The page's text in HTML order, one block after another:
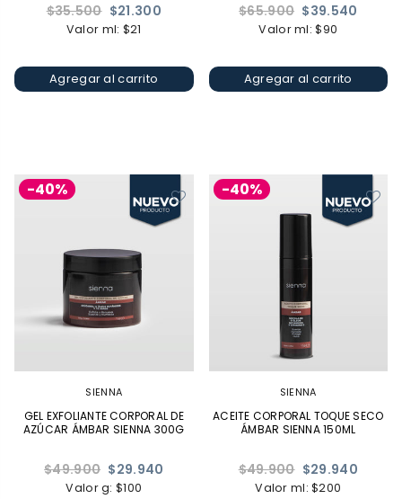
Precio
habitual
$35.500 $21.300
Valor ml: $21
Agregar al carrito
Precio
habitual
$65.900 $39.540
Valor ml: $90
Agregar al carrito
-40%
SIENNA
GEL EXFOLIANTE CORPORAL DE
AZÚCAR ÁMBAR SIENNA 300G
Precio
habitual
$49.900 $29.940
Valor g: $100
-40%
SIENNA
ACEITE CORPORAL TOQUE SECO
ÁMBAR SIENNA 150ML
Precio
habitual
$49.900 $29.940
Valor ml: $200